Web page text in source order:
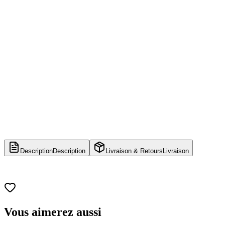
DescriptionDescription Livraison & Retours Livraison
Vous aimerez aussi